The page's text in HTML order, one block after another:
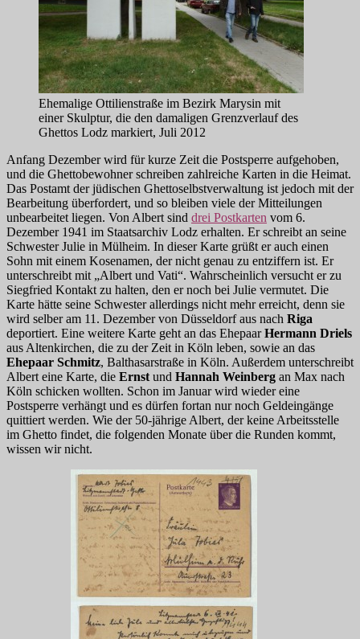
Ehemalige Ottilienstraße im Bezirk Marysin mit
einer Skulptur, die den damaligen Grenzverlauf des
Ghettos Lodz markiert, Juli 2012
Anfang Dezember wird für kurze Zeit die Postsperre aufgehoben,
und die Ghettobewohner schreiben zahlreiche Karten in die Heimat.
Das Postamt der jüdischen Ghettoselbstverwaltung ist jedoch mit der
Bearbeitung überfordert, und so bleiben viele der Mitteilungen
unbearbeitet liegen. Von Albert sind drei Postkarten vom 6.
Dezember 1941 im Staatsarchiv Lodz erhalten. Er schreibt an seine
Schwester Julie in Mülheim. In dieser Karte grüßt er auch einen
Sohn mit einem Kosenamen, der nicht genau zu entziffern ist. Er
unterschreibt mit „Albert und Vati“. Wahrscheinlich versucht er zu
Siegfried Kontakt zu halten, den er noch bei Julie vermutet. Die
Karte hätte seine Schwester allerdings nicht mehr erreicht, denn sie
wird selber am 11. Dezember von Düsseldorf aus nach Riga
deportiert. Eine weitere Karte geht an das EhepaarHermann Driels
aus Altenkirchen, die zu der Zeit in Köln leben, sowie an das
Ehepaar Schmitz, Balthasarstraße in Köln. Außerdem unterschreibt
Albert eine Karte, die Ernst und Hannah Weinberg an Max nach
Köln schicken wollten. Schon im Januar wird wieder eine
Postsperre verhängt und es dürfen fortan nur noch Geldeingänge
quittiert werden. Wie der 50-jährige Albert, der keine Arbeitsstelle
im Ghetto findet, die folgenden Monate über die Runden kommt,
wissen wir nicht.